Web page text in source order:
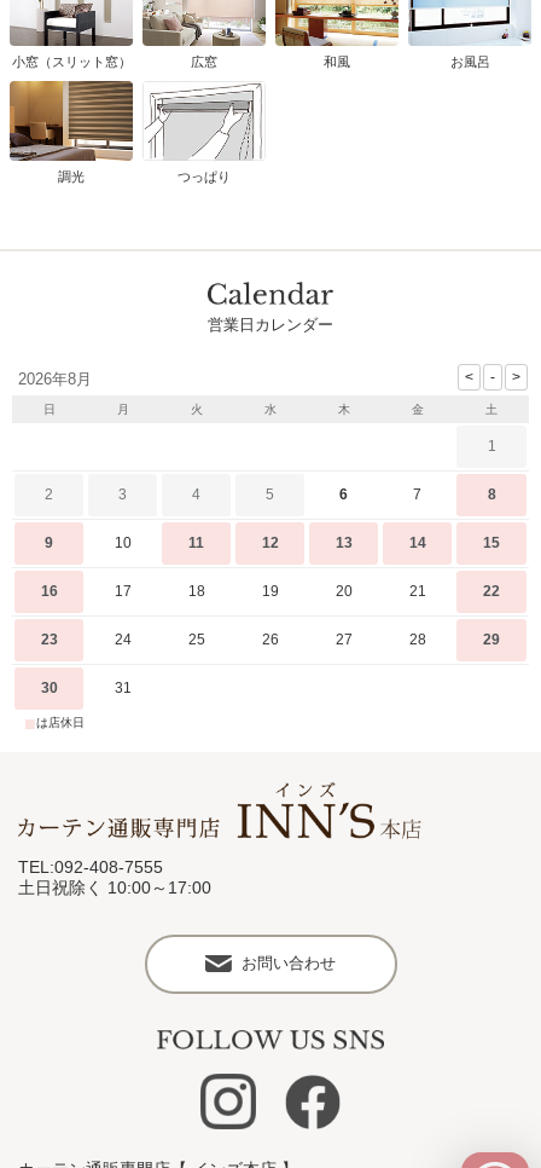
小窓（スリット窓） 広窓 和風 お風呂
調光 つっぱり
営業日カレンダー
2026年8月
日 月 火 水 木 金 土
1
2 3 4 5 6 7 8
9 10 11 12 13 14 15
16 17 18 19 20 21 22
23 24 25 26 27 28 29
30 31
■は店休日
TEL:092-408-7555
土日祝除く 10:00～17:00
お問い合わせ